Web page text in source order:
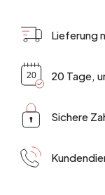
Lieferung
20 Tage,
Sichere